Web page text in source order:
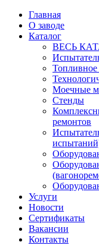
Главная
О заводе
Каталог
ВЕСЬ
Топливное
Моечные
Стенды
ремонтов
Услуги
Новости
Сертификаты
Вакансии
Контакты